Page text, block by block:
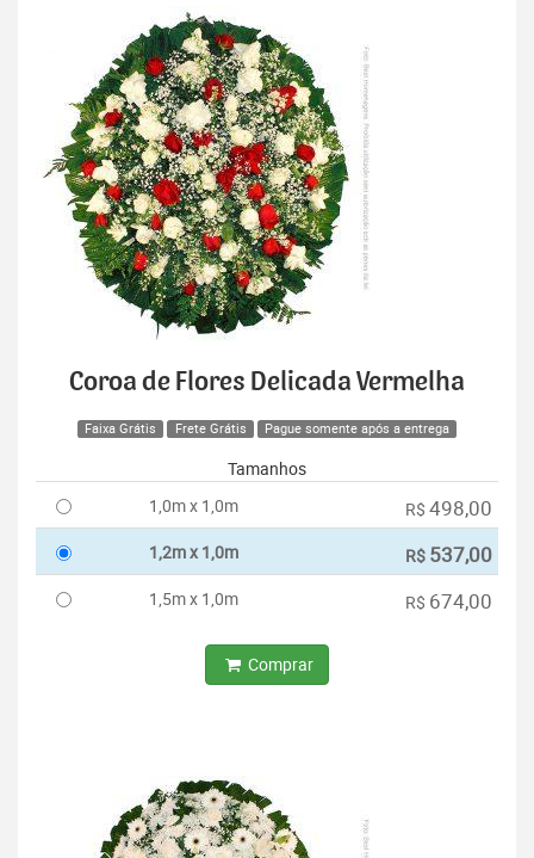
Coroa de Flores Delicada Vermelha
Faixa Grátis Frete Grátis Pague somente após a entrega
Tamanhos
1,0m x 1,0m
R$ 498,00
1,2m x 1,0m R$ 537,00
1,5m x 1,0m R$ 674,00
Comprar